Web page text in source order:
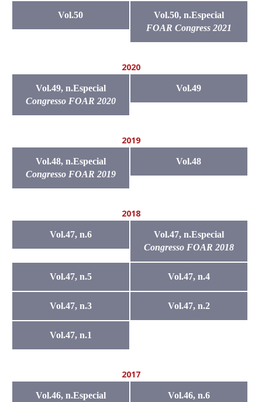
Vol.50
Vol.50, n.Especial
FOAR Congress 2021
2020
Vol.49, n.Especial
Congresso FOAR 2020
Vol.49
2019
Vol.48, n.Especial
Congresso FOAR 2019
Vol.48
2018
Vol.47, n.6
Vol.47, n.Especial
Congresso FOAR 2018
Vol.47, n.5 Vol.47, n.4
Vol.47, n.3 Vol.47, n.2
Vol.47, n.1
2017
Vol.46, n.Especial
Vol.46, n.6